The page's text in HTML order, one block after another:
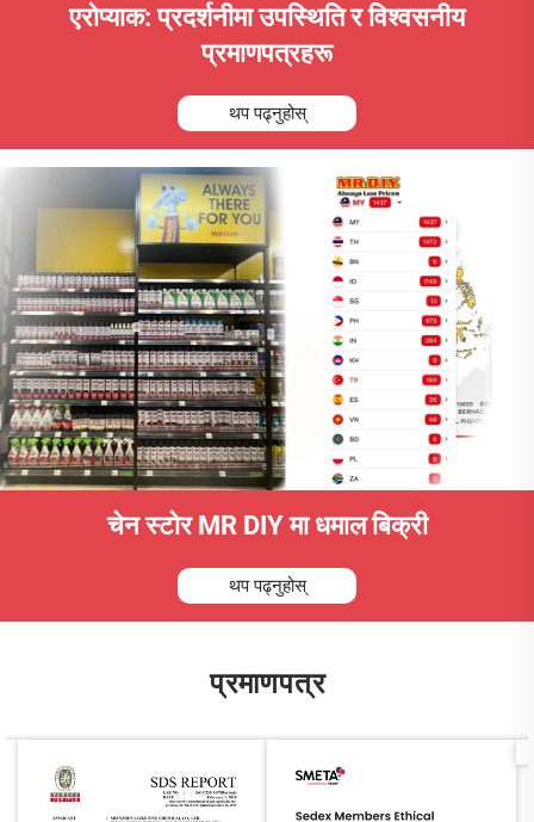
एरोप्याक: प्रदर्शनीमा उपस्थिति र विश्वसनीय
प्रमाणपत्रहरू
थप पढ्नुहोस्
चेन स्टोर MR DIY मा धमाल बिक्री
थप पढ्नुहोस्
प्रमाणपत्र